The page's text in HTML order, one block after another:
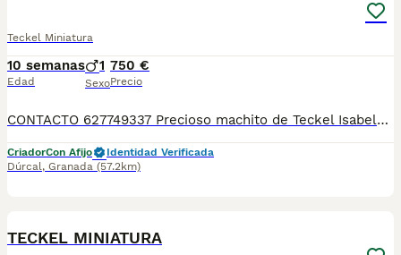
Teckel Miniatura
10 semanas
Edad
1
Sexo
750 €
Precio
CONTACTO 627749337 Precioso machito de Teckel Isabela, se entregan vacunados, desparasitados con su cartilla veterinaria. Criador profesional con afijo de la RSCE y FCI Centro de cria autorizado con núcleo zoológico Registro de criador autorizado
CriadorCon Afijo
Identidad Verificada
Dúrcal, Granada (57.2km)
TECKEL MINIATURA